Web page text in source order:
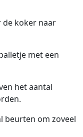
de koker naar
met een
het aantal
beurten om zoveel